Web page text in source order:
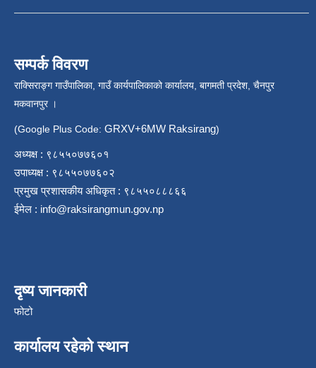
सम्पर्क विवरण
राक्सिराङ्ग गाउँपालिका, गाउँ कार्यपालिकाको कार्यालय, बागमती प्रदेश, चैनपुर
मकवानपुर ।
(Google Plus Code: GRXV+6MW Raksirang)
अध्यक्ष : ९८५५०७७६०१
उपाध्यक्ष : ९८५५०७७६०२
प्रमुख प्रशासकीय अधिकृत : ९८५५०८८८६६
ईमेल : info@raksirangmun.gov.np
दृष्य जानकारी
फोटो
कार्यालय रहेको स्थान